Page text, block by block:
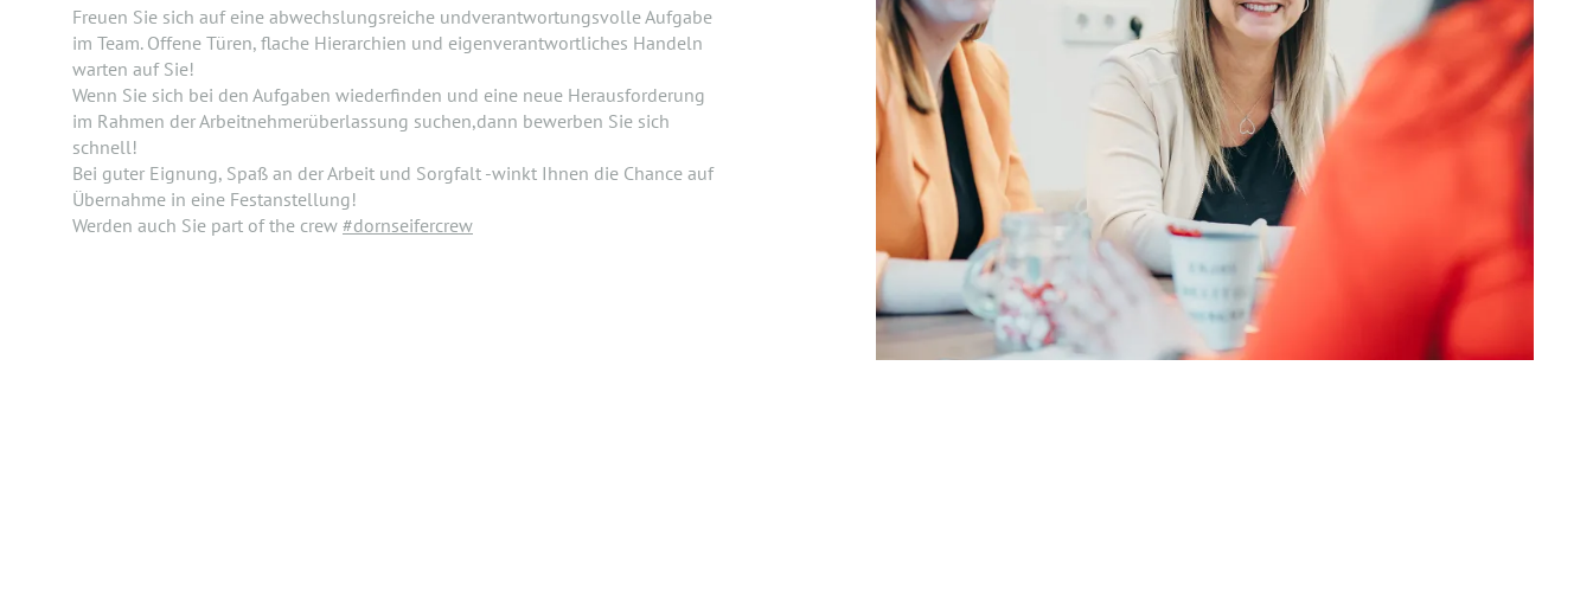
Freuen Sie sich auf eine abwechslungsreiche undverantwortungsvolle Aufgabe
im Team. Offene Türen, flache Hierarchien und eigenverantwortliches Handeln
warten auf Sie!
Wenn Sie sich bei den Aufgaben wiederfinden und eine neue Herausforderung
im Rahmen der Arbeitnehmerüberlassung suchen,dann bewerben Sie sich
schnell!
Bei guter Eignung, Spaß an der Arbeit und Sorgfalt -winkt Ihnen die Chance auf
Übernahme in eine Festanstellung!
Werden auch Sie part of the crew #dornseifercrew